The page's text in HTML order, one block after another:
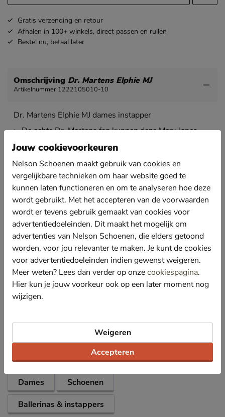
Gratis verzending en retour
Afhalen in 100+ winkels, direct passen en ruilen
Bestel nu, betaal later
Omschrijving Dr. Martens Elphie MJ
Artikelnummer 1222105010-10
Dr. Martens Elphie MJ dames instapper
De echte Dr. Martens fan kunnen deze Mary Janes
Dit leer wordt nog mooier wanneer je het draagt en
vormt zich bovendien om de voet.
Gevoerd met leer wat bijdraagt aan een gezond
voetklimaat. Het zorgt voor een goede doorademing
en heeft een temperatuurregulerend effect.
Voorzien van een leren voetbed wat met met de
vocht- en warmteregulerende werking de voeten en
schoenen droog en fris houdt.
Afgewerkt met een chunky loopzool. Deze Air Wair-
loopzool van Dr. Martens heeft luchtkamers wat de
schokken opvangt en vermoeide voeten voorkomt.
Bekijk meer
Dames
Schoenen
Ballerinas & instappers
Jouw cookievoorkeuren
Nelson Schoenen maakt gebruik van cookies en
vergelijkbare technieken om haar website goed te
kunnen laten functioneren en om te analyseren hoe deze
wordt gebruikt. Met het accepteren van de voorwaarden
wordt er tevens gebruik gemaakt van cookies voor
advertentiedoeleinden. Dit maakt het mogelijk om
advertenties van Nelson Schoenen, die elders getoond
worden, voor jou relevanter te maken. Je kunt de cookies
voor advertentiedoeleinden indien gewenst weigeren.
Meer weten? Lees dan verder op onzecookiespagina.
Hier kun je jouw voorkeur ook op een later moment nog
wijzigen.
Accepteren
Weigeren